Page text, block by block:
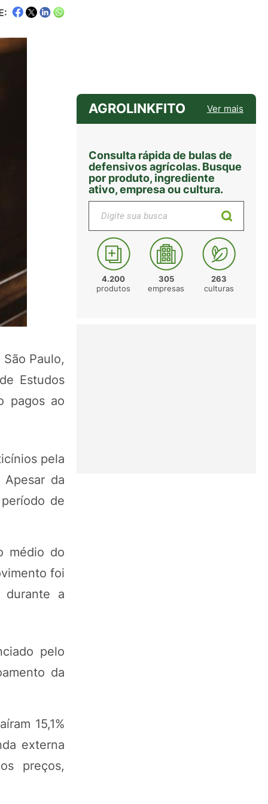
Paulo,
Estudos
pagos ao
pela
da
de
médio do
foi
durante a
pelo
da
15,1%
externa
preços,
AGROLINKFITO Ver mais
Consulta rápida de bulas de
defensivos agrícolas. Busque
por produto, ingrediente
ativo, empresa ou cultura.
Digite sua busca
4.200
produtos
305
empresas
263
culturas